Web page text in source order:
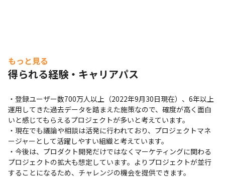
恋愛・婚活マッチングサービス『with』を開発しています。
もっと見る
得られる経験・キャリアパス
・登録ユーザー数700万人以上（2022年9月30日現在）、6年以上
運用してきた過去データを踏まえた施策なので、確度が高く面白
いと感じてもらえるプロジェクトが多いと考えています。
・現在でも議論や相談は活発に行われており、プロジェクトマネ
ージャーとして活躍しやすい組織と考えています。
・今後は、プロダクト開発だけではなくマーケティングに関わる
プロジェクトの拡大も想定しています。よりプロジェクトが並行
することになるため、チャレンジの機会を提供できます。